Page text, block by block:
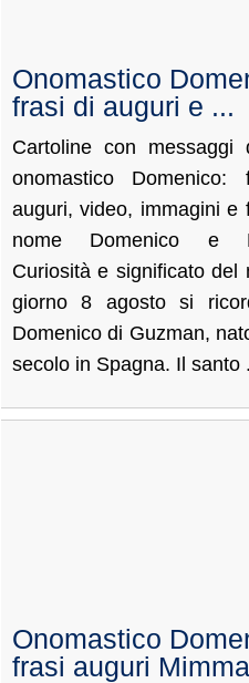
Onomastico
frasi di auguri e ...
Cartoline con messaggi
onomastico Domenico:
auguri, video, immagini e
nome Domenico e
Curiosità e significato del
giorno 8 agosto si
Domenico di Guzman,
secolo in Spagna. Il santo
Onomastico
frasi auguri